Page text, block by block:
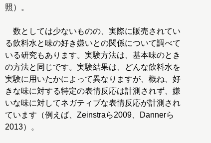
照）。
数としては少ないものの、実際に販売されてい
る飲料水と味の好き嫌いとの関係について調べて
いる研究もあります。実験方法は、基本味のとき
の方法と同じです。実験結果は、どんな飲料水を
実験に用いたかによって異なりますが、概ね、好
きな味に対する特定の表情反応は計測されず、嫌
いな味に対してネガティブな表情反応が計測され
ています（例えば、Zeinstraら2009、Dannerら
2013）。